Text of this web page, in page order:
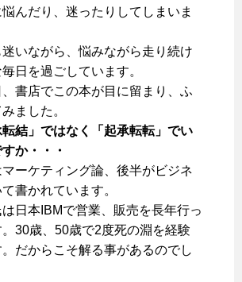
んだり、迷ったりしてしまいま
いながら、悩みながら走り続け
日を過ごしています。
書店でこの本が目に留まり、ふ
ました。
転結」ではなく「起承転転」でい
か・・・
ーケティング論、後半がビジネ
書かれています。
日本IBMで営業、販売を長年行っ
30歳、50歳で2度死の淵を経験
だからこそ解る事があるのでし